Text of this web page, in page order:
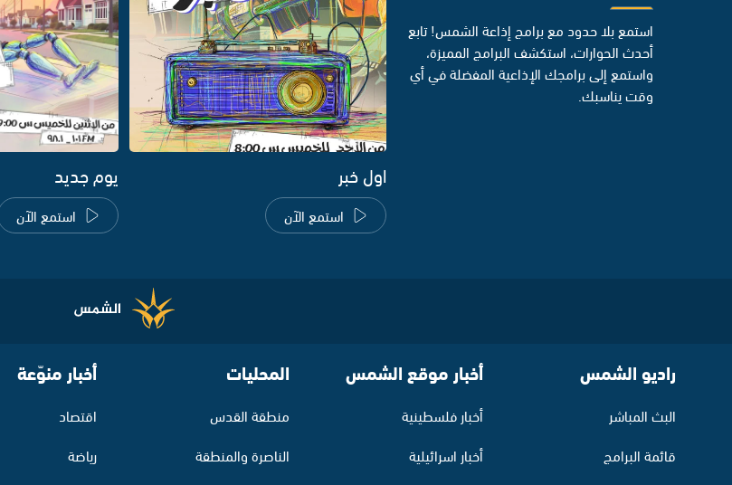
استمع بلا حدود مع برامج إذاعة الشمس! تابع
أحدث الحوارات، استكشف البرامج المميزة،
واستمع إلى برامجك الإذاعية المفضلة في أي
وقت يناسبك.
اول خبر
استمع الآن
يوم جديد
استمع الآن
راديو الشمس
البث المباشر
قائمة البرامج
أخبار موقع الشمس
أخبار فلسطينية
أخبار اسرائيلية
المحليات
منطقة القدس
الناصرة والمنطقة
أخبار منوّعة
اقتصاد
رياضة